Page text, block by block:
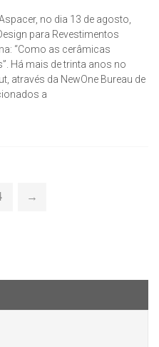
no dia 13 de agosto,
para Revestimentos
“Como as cerâmicas
Há mais de trinta anos no
através da NewOne Bureau de
a
→